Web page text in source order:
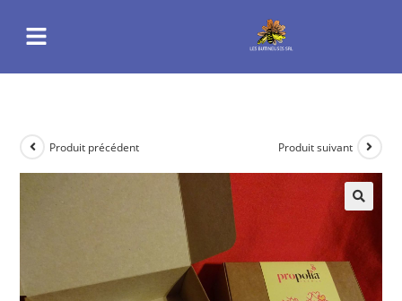
Produit précédent Produit suivant